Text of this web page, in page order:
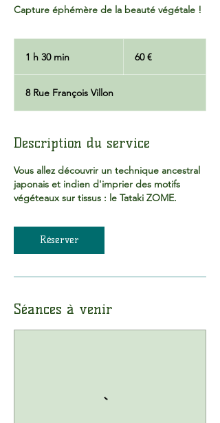
Capture éphémère de la beauté végétale !
1 h 30 min
m
i
60 €
8 Rue François Villon
Description du service
Vous allez découvrir un technique ancestral
japonais et indien d'imprier des motifs
végéteaux sur tissus : le Tataki ZOME.
Réserver
Séances à venir